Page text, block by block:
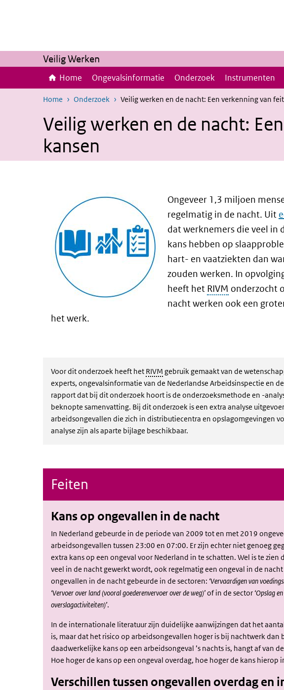
Veilig Werken
Home Ongevalsinformatie Onderzoek Instrumenten
Home Onderzoek Veilig werken en de nacht: Een verkenning van
Veilig werken en de nacht:
kansen
Ongeveer 1,3 miljoen
regelmatig in de nacht. Uit
dat werknemers die veel in
kans hebben op
hart- en vaatziekten dan
zouden werken. In
heeft het RIVM onderzocht
nacht werken ook een
het werk.
Voor dit onderzoek heeft het RIVM gebruik gemaakt van de
experts, ongevalsinformatie van de Nederlandse Arbeidsinspectie en
rapport dat bij dit onderzoek hoort is de onderzoeksmethode en -
beknopte samenvatting. Bij dit onderzoek is een extra analyse
arbeidsongevallen die zich in distributiecentra en opslagomgevingen
analyse zijn als aparte bijlage beschikbaar.
Feiten
Kans op ongevallen in de nacht
In Nederland gebeurde in de periode van 2009 tot en met 2019
arbeidsongevallen tussen 23:00 en 07:00. Er zijn echter niet genoeg
extra kans op een ongeval voor Nederland in te schatten. Wel is te
veel in de nacht gewerkt wordt, ook regelmatig een ongeval in de
ongevallen in de nacht gebeurde in de sectoren: ‘Vervaardigen van
‘Vervoer over land (vooral goederenvervoer over de weg)’of in de sector ‘Opslag
overslagactiviteiten)’.
In de internationale literatuur zijn duidelijke aanwijzingen dat het
is, maar dat het risico op arbeidsongevallen hoger is bij nachtwerk dan
daadwerkelijke kans op een arbeidsongeval ’s nachts is, hangt af van
Hoe hoger de kans op een ongeval overdag, hoe hoger de kans hierop
Verschillen tussen ongevallen overdag en